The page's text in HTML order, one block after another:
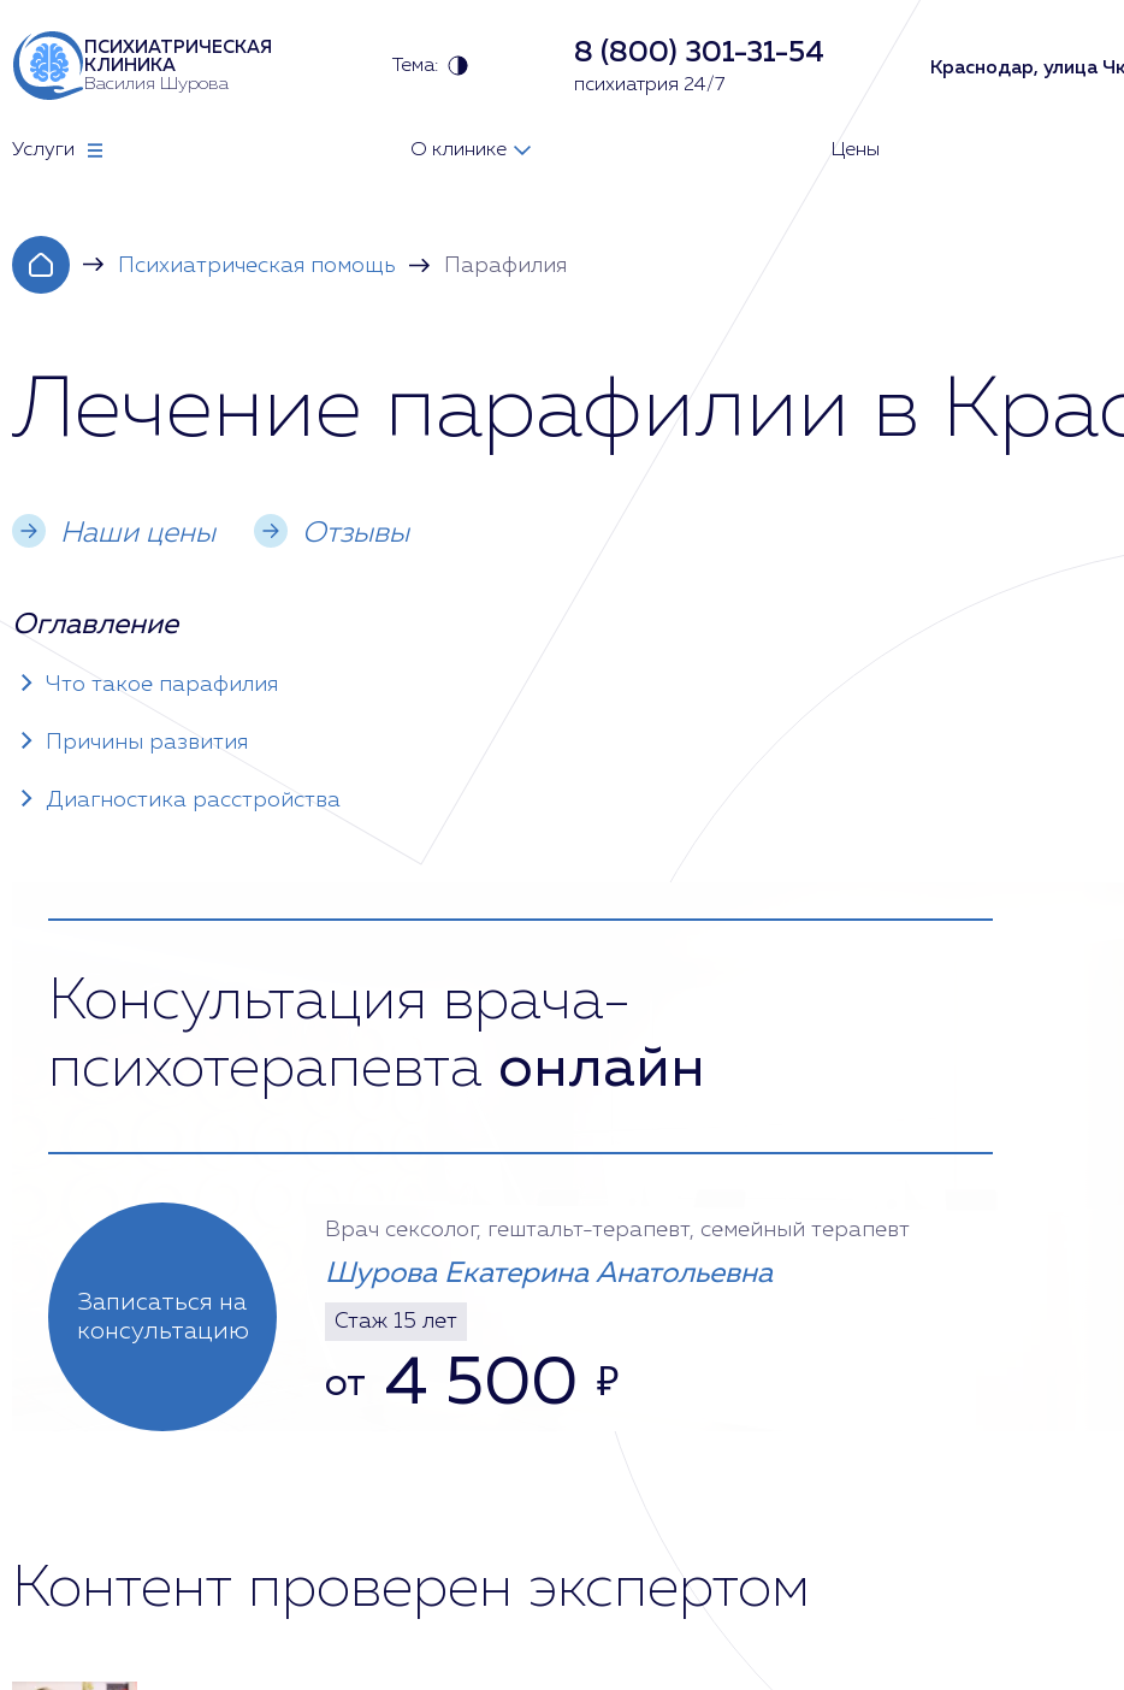
ПСИХИАТРИЧЕСКАЯ
КЛИНИКА
Василия Шурова
Тема: 8 (800) 301-31-54
психиатрия 24/7
Краснодар, улица
Услуги О клинике Цены
Психиатрическая помощь Парафилия
Лечение парафилии в
Наши цены Отзывы
Оглавление
Что такое парафилия
Причины развития
Диагностика расстройства
Консультация врача-
психотерапевта онлайн
Записаться на
консультацию
Врач сексолог, гештальт-терапевт, семейный терапевт
Шурова Екатерина Анатольевна
Стаж 15 лет
от 4 500 ₽
Контент проверен экспертом